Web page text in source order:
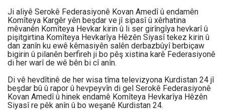
Ji aliyê Serokê Federasiyonê Kovan Amedî û endamên
Komîteya Kargêr yên beşdar ve jî sipasî û xêrhatina
mêvanên Komîteya Hevkar kirin û li ser girîngîya hevkarî û
pişitgirtina Komîteya Hevkarîya Hêzên Siyasî tekez kirin û
dan zanîn ku ewê kêmasiyên salên derbazbûyî berbiçaw
bigirin û pilanên berfireh ji bo pêş xistina karê Federasiyonê
di her warî de wê bên bi cî anîn.
Di vê hevdîtinê de her wisa tîma televizyona Kurdistan 24 jî
beşdar bû û rapor û hevpeyvîn di gel Serokê Federasiyonê
Kovan Amedî û hinek endamê Komîteya Hevkarîya Hêzên
Siyasî re pêk anîn û bo weşanê Kurdistan 24.